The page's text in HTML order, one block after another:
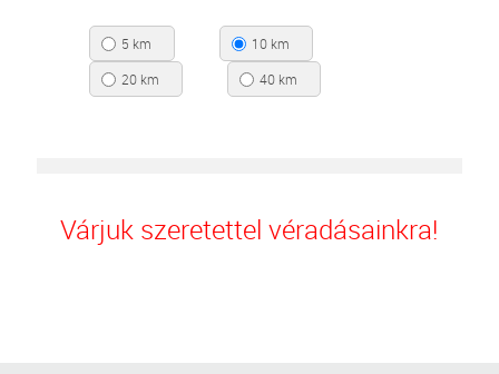
5 km
10 km
20 km
40 km
Várjuk szeretettel véradásainkra!